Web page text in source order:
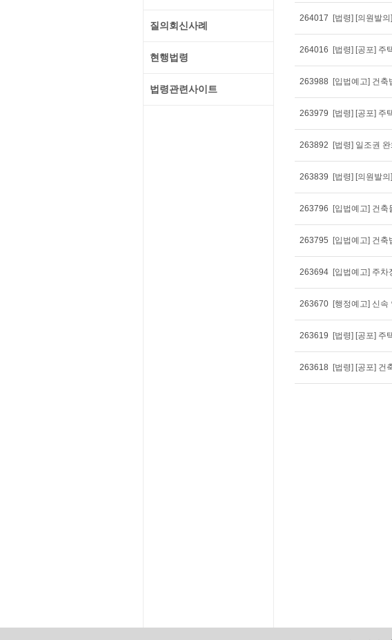
질의회신사례
현행법령
법령관련사이트
264017
264016 [법령] [공포] 주
263988
263979 [법령] [공포] 주
263892
263839
263796
263795
263694
263670
263619 [법령] [공포] 주
263618 [법령] [공포] 건